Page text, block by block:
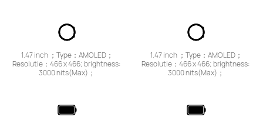
1.47 inch ；Type：AMOLED；
Resolutie：466 x 466; brightness:
3000 nits(Max)；
1.47 inch ；Type：AMOLED；
Resolutie：466 x 466; brightness:
3000 nits(Max)；